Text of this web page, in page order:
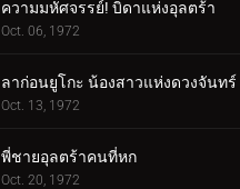
ความมหัศจรรย์! บิดาแห่งอุลตร้า
Oct. 06, 1972
ลาก่อนยูโกะ น้องสาวแห่งดวงจันทร์
Oct. 13, 1972
พี่ชายอุลตร้าคนที่หก
Oct. 20, 1972